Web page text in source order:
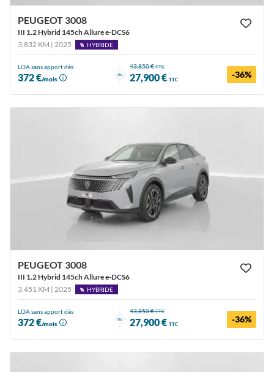
PEUGEOT 3008
III 1.2 Hybrid 145ch Allure e-DCS6
3,832 KM | 2025
HYBRIDE
LOA sans apport dès
372 €/mois
ou
43,850 €TTC
27,900 € TTC -36%
PEUGEOT 3008
III 1.2 Hybrid 145ch Allure e-DCS6
3,451 KM | 2025
HYBRIDE
LOA sans apport dès
372 €/mois
ou
43,850 €TTC
27,900 € TTC -36%